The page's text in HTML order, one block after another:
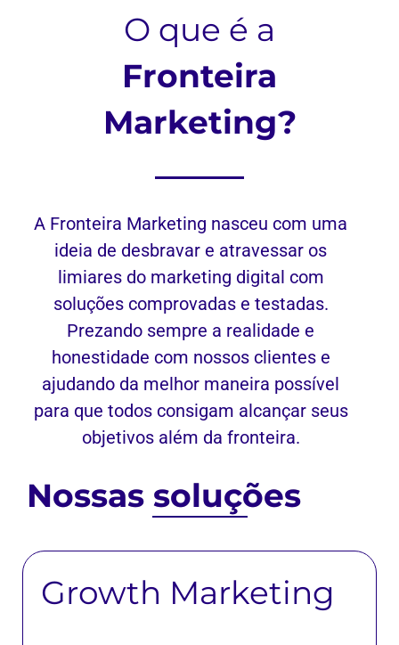
O que é a
Fronteira
Marketing?
A Fronteira Marketing nasceu com uma
ideia de desbravar e atravessar os
limiares do marketing digital com
soluções comprovadas e testadas.
Prezando sempre a realidade e
honestidade com nossos clientes e
ajudando da melhor maneira possível
para que todos consigam alcançar seus
objetivos além da fronteira.
Nossas soluções
Growth Marketing